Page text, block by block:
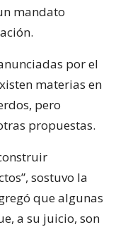
mandato
por el
materias en
pero
propuestas.
sostuvo la
que algunas
a su juicio, son